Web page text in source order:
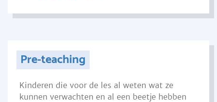
Pre-teaching
Kinderen die voor de les al weten wat ze
kunnen verwachten en al een beetje hebben